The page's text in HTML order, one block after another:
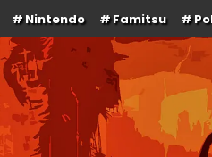
Nintendo Famitsu